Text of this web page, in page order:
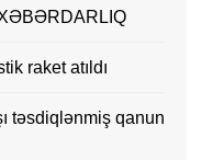
raket atıldı
təsdiqlənmiş qanun